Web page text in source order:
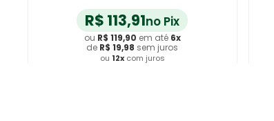
R$ 113,91no Pix
ou R$ 119,90 em até 6x
de R$ 19,98 sem juros
ou 12x com juros